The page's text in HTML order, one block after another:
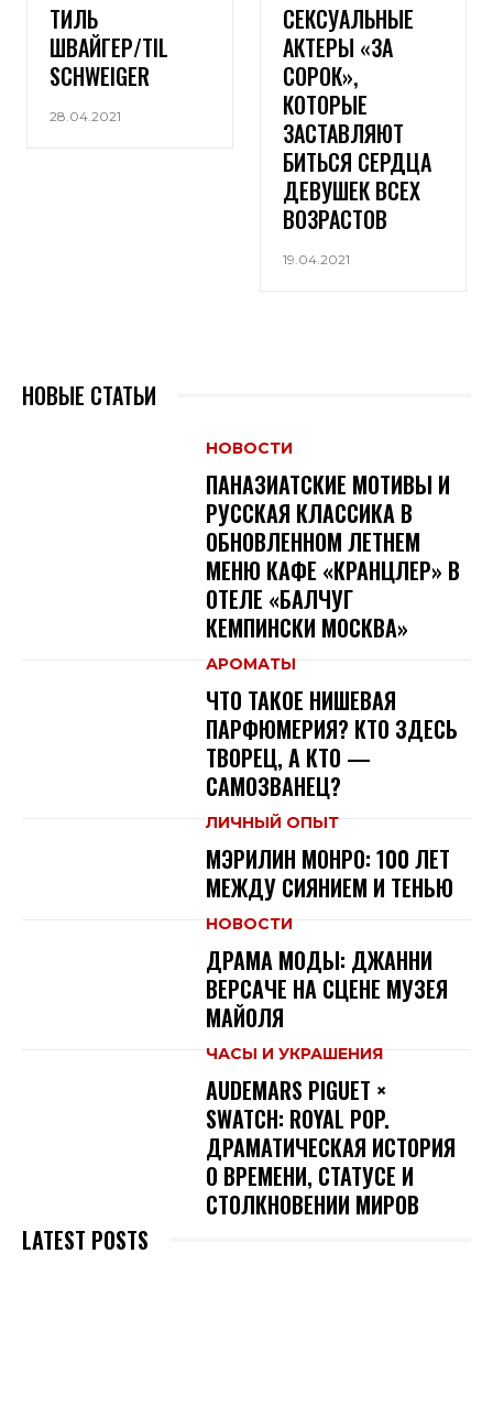
ТИЛЬ
ШВАЙГЕР/TIL
SCHWEIGER
28.04.2021
СЕКСУАЛЬНЫЕ
АКТЕРЫ «ЗА
СОРОК»,
КОТОРЫЕ
ЗАСТАВЛЯЮТ
БИТЬСЯ СЕРДЦА
ДЕВУШЕК ВСЕХ
ВОЗРАСТОВ
19.04.2021
НОВЫЕ СТАТЬИ
НОВОСТИ
ПАНАЗИАТСКИЕ МОТИВЫ И
РУССКАЯ КЛАССИКА В
ОБНОВЛЕННОМ ЛЕТНЕМ
МЕНЮ КАФЕ «КРАНЦЛЕР» В
ОТЕЛЕ «БАЛЧУГ
КЕМПИНСКИ МОСКВА»
АРОМАТЫ
ЧТО ТАКОЕ НИШЕВАЯ
ПАРФЮМЕРИЯ? КТО ЗДЕСЬ
ТВОРЕЦ, А КТО —
САМОЗВАНЕЦ?
ЛИЧНЫЙ ОПЫТ
МЭРИЛИН МОНРО: 100 ЛЕТ
МЕЖДУ СИЯНИЕМ И ТЕНЬЮ
НОВОСТИ
ДРАМА МОДЫ: ДЖАННИ
ВЕРСАЧЕ НА СЦЕНЕ МУЗЕЯ
МАЙОЛЯ
ЧАСЫ И УКРАШЕНИЯ
AUDEMARS PIGUET ×
SWATCH: ROYAL POP.
ДРАМАТИЧЕСКАЯ ИСТОРИЯ
О ВРЕМЕНИ, СТАТУСЕ И
СТОЛКНОВЕНИИ МИРОВ
LATEST POSTS